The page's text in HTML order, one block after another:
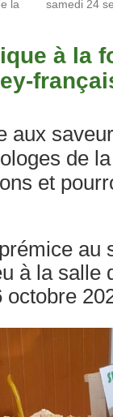
la
samedi 24
à la
aux
de
et
au
à la salle
octobre